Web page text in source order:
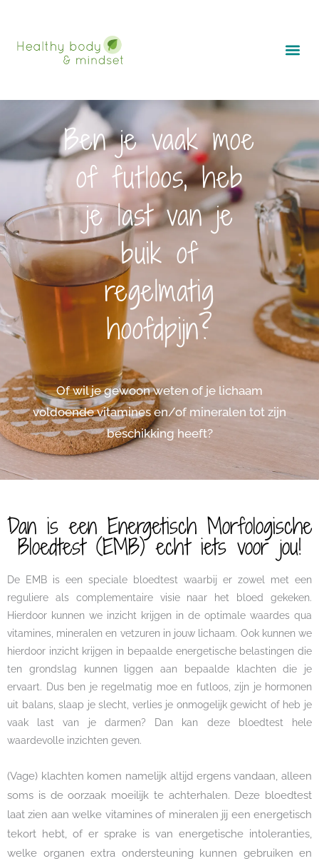
Ben je vaak moe
of futloos, heb
je last van je
buik of
regelmatig
hoofdpijn?
Of wil je gewoon weten of je lichaam
voldoende vitamines en/of mineralen tot zijn
beschikking heeft?​
Dan is een Energetisch Morfologische
Bloedtest (EMB) echt iets voor jou!
De EMB is een speciale bloedtest waarbij er zowel met een
reguliere als complementaire visie naar het bloed gekeken.
Hierdoor kunnen we inzicht krijgen in de optimale waardes qua
vitamines, mineralen en vetzuren in jouw lichaam. Ook kunnen we
hierdoor inzicht krijgen in bepaalde energetische belastingen die
ten grondslag kunnen liggen aan bepaalde klachten die je
ervaart. Dus ben je regelmatig moe en futloos, zijn je hormonen
uit balans, slaap je slecht, verlies je onmogelijk gewicht of heb je
vaak last van je darmen? Dan kan deze bloedtest hele
waardevolle inzichten geven.
(Vage) klachten komen namelijk altijd ergens vandaan, alleen
soms is de oorzaak moeilijk te achterhalen. Deze bloedtest
laat zien aan welke vitamines of mineralen jij een energetisch
tekort hebt, of er sprake is van energetische intoleranties,
welke organen extra ondersteuning kunnen gebruiken en